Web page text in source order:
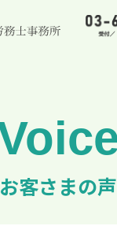
お客さまの声